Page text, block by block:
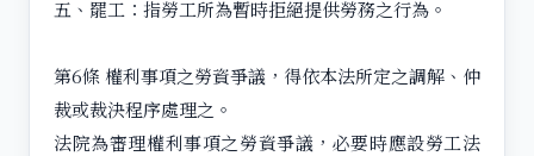
五、罷工：指勞工所為暫時拒絕提供勞務之行為。
第6條 權利事項之勞資爭議，得依本法所定之調解、仲
裁或裁決程序處理之。
法院為審理權利事項之勞資爭議，必要時應設勞工法